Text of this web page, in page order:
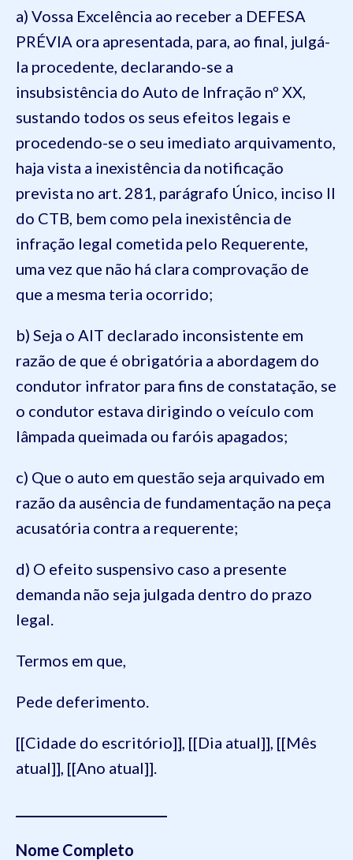
a) Vossa Excelência ao receber a DEFESA
PRÉVIA ora apresentada, para, ao final, julgá-
la procedente, declarando-se a
insubsistência do Auto de Infração nº XX,
sustando todos os seus efeitos legais e
procedendo-se o seu imediato arquivamento,
haja vista a inexistência da notificação
prevista no art. 281, parágrafo Único, inciso II
do CTB, bem como pela inexistência de
infração legal cometida pelo Requerente,
uma vez que não há clara comprovação de
que a mesma teria ocorrido;
b) Seja o AIT declarado inconsistente em
razão de que é obrigatória a abordagem do
condutor infrator para fins de constatação, se
o condutor estava dirigindo o veículo com
lâmpada queimada ou faróis apagados;
c) Que o auto em questão seja arquivado em
razão da ausência de fundamentação na peça
acusatória contra a requerente;
d) O efeito suspensivo caso a presente
demanda não seja julgada dentro do prazo
legal.
Termos em que,
Pede deferimento.
[[Cidade do escritório]], [[Dia atual]], [[Mês
atual]], [[Ano atual]].
Nome Completo